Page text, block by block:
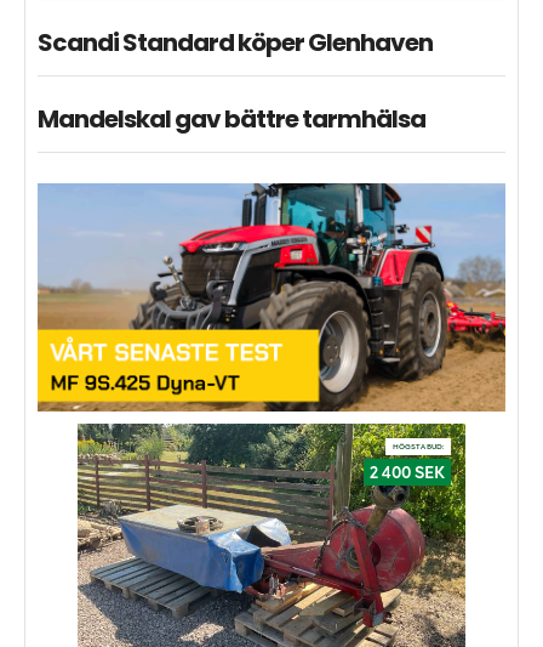
Scandi Standard köper Glenhaven
Mandelskal gav bättre tarmhälsa